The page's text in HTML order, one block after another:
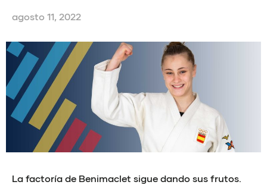
agosto 11, 2022
La factoría de Benimaclet sigue dando sus frutos.